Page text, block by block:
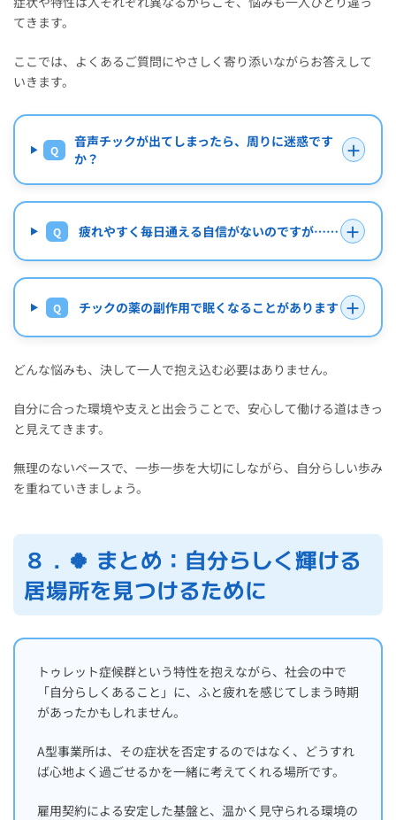
てきます。
ここでは、よくあるご質問にやさしく寄り添いながらお答えして
いきます。
Q
音声チックが出てしまったら、周りに迷惑です
か？
＋
Q 疲れやすく毎日通える自信がないのですが…… ＋
Q チックの薬の副作用で眠くなることがあります ＋
どんな悩みも、決して一人で抱え込む必要はありません。
自分に合った環境や支えと出会うことで、安心して働ける道はきっ
と見えてきます。
無理のないペースで、一歩一歩を大切にしながら、自分らしい歩み
を重ねていきましょう。
８．🍀 まとめ：自分らしく輝ける
居場所を見つけるために
トゥレット症候群という特性を抱えながら、社会の中で
「自分らしくあること」に、ふと疲れを感じてしまう時期
があったかもしれません。
A型事業所は、その症状を否定するのではなく、どうすれ
ば心地よく過ごせるかを一緒に考えてくれる場所です。
雇用契約による安定した基盤と、温かく見守られる環境の